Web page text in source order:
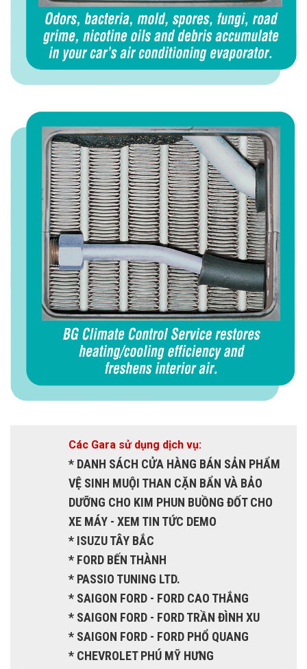
Các Gara sử dụng dịch vụ:
* DANH SÁCH CỬA HÀNG BÁN SẢN PHẨM
VỆ SINH MUỘI THAN CẶN BẨN VÀ BẢO
DƯỠNG CHO KIM PHUN BUỒNG ĐỐT CHO
XE MÁY - XEM TIN TỨC DEMO
* ISUZU TÂY BẮC
* FORD BẾN THÀNH
* PASSIO TUNING LTD.
* SAIGON FORD - FORD CAO THẮNG
* SAIGON FORD - FORD TRẦN ĐÌNH XU
* SAIGON FORD - FORD PHỔ QUANG
* CHEVROLET PHÚ MỸ HƯNG